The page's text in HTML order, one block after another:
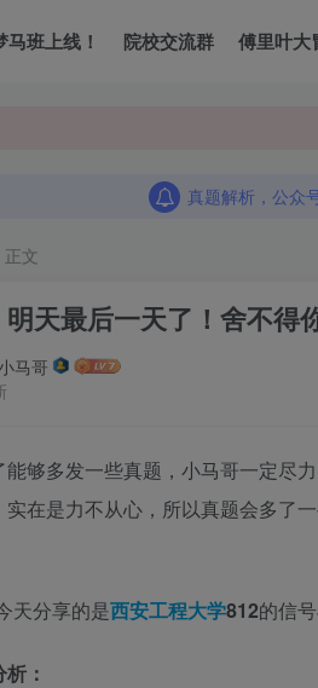
马班上线！ 院校交流群 傅里叶大
真题解析，公众
真题解析，公众
正文
明天最后一天了！舍不得
马哥
能够多发一些真题，小马哥一定尽
在是力不从心，所以真题会多了
天分享的是西安工程大学812的信
：